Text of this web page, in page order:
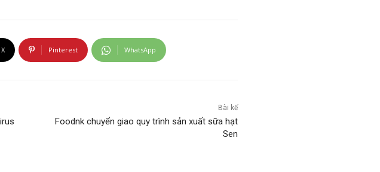
X Pinterest WhatsApp
Bài kế
Foodnk chuyển giao quy trình sản xuất sữa hạt
Sen